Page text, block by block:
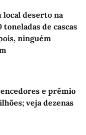
local deserto na
toneladas de cascas
ninguém
e prêmio
veja dezenas